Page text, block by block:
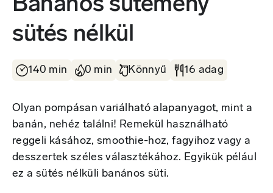
Banános sütemény
sütés nélkül
140 min 0 min Könnyű 16 adag
Olyan pompásan variálható alapanyagot, mint a
banán, nehéz találni! Remekül használható
reggeli kásához, smoothie-hoz, fagyihoz vagy a
desszertek széles választékához. Egyikük pélául
ez a sütés nélküli banános süti.